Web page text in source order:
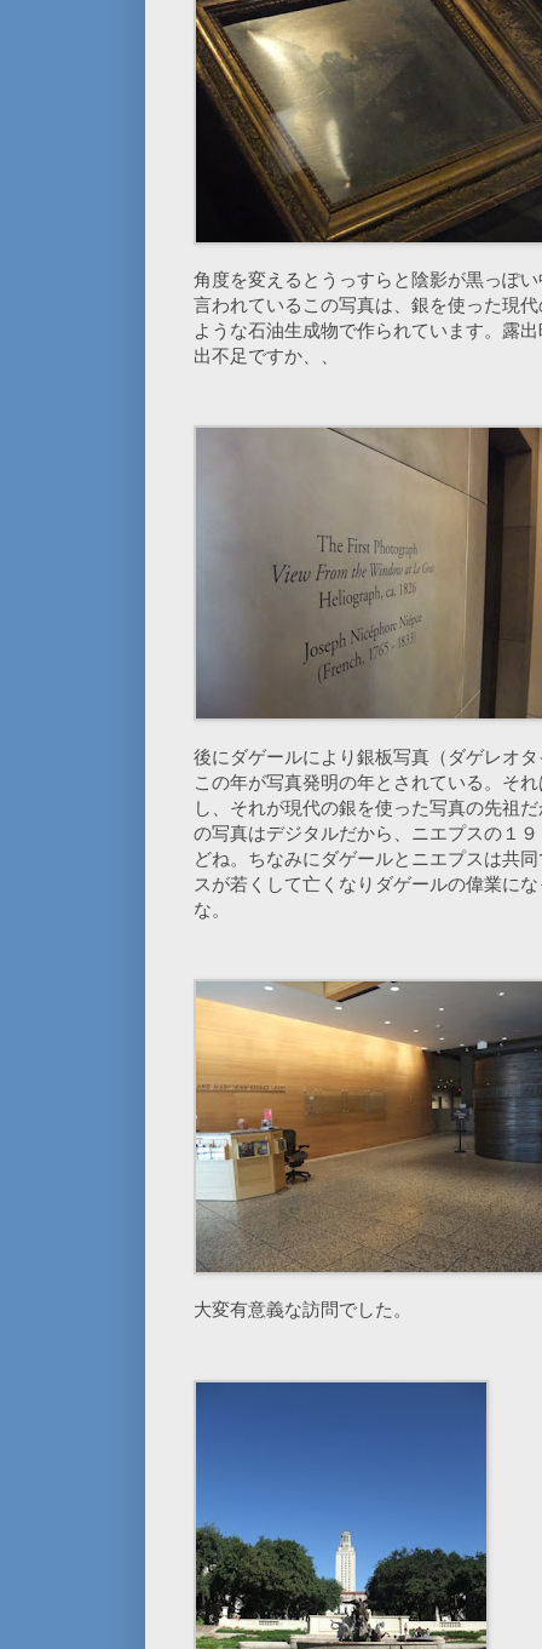
角度を変えるとうっすらと陰影が黒っぽ
言われているこの写真は、銀を使った現
ような石油生成物で作られています。露
出不足ですか、、
後にダゲールにより銀板写真（ダゲレオ
この年が写真発明の年とされている。そ
し、それが現代の銀を使った写真の先祖
の写真はデジタルだから、ニエプスの１
どね。ちなみにダゲールとニエプスは共
スが若くして亡くなりダゲールの偉業に
な。
大変有意義な訪問でした。